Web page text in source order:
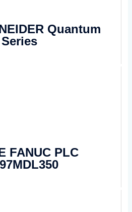
Quantum
Series
FANUC PLC